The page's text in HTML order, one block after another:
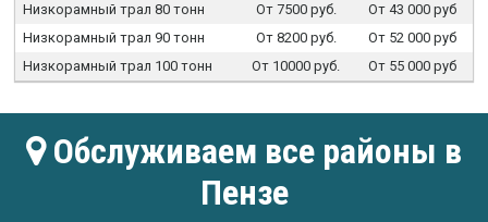
Низкорамный трал 80 тонн
От 7500 руб.
От 43 000 руб
Низкорамный трал 90 тонн
От 8200 руб.
От 52 000 руб
Низкорамный трал 100 тонн
От 10000 руб. От 55 000 руб
Обслуживаем все районы в
Пензе